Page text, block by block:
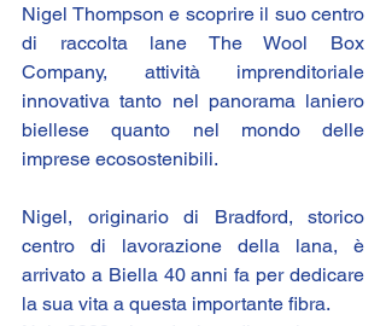
Nigel Thompson e scoprire il suo centro
di raccolta lane The Wool Box
Company, attività imprenditoriale
innovativa tanto nel panorama laniero
biellese quanto nel mondo delle
imprese ecosostenibili.
Nigel, originario di Bradford, storico
centro di lavorazione della lana, è
arrivato a Biella 40 anni fa per dedicare
la sua vita a questa importante fibra.